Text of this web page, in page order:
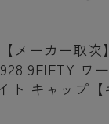
メーカー取次
9FIFTY ワ
ト キャップ【